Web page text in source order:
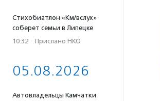
Стихобиатлон «Км/вслух»
соберет семьи в Липецке
10:32 · Прислано НКО
05.08.2026
Автовладельцы Камчатки